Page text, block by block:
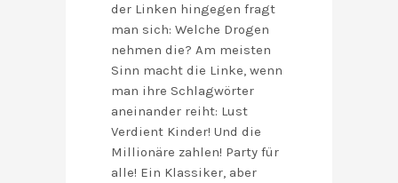
der Linken hingegen fragt
man sich: Welche Drogen
nehmen die? Am meisten
Sinn macht die Linke, wenn
man ihre Schlagwörter
aneinander reiht: Lust
Verdient Kinder! Und die
Millionäre zahlen! Party für
alle! Ein Klassiker, aber